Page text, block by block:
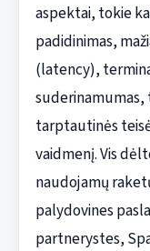
aspektai, tokie
padidinimas,
(latency),
suderinamumas,
tarptautinės
vaidmenį. Vis
naudojamų
palydovines
partnerystes,